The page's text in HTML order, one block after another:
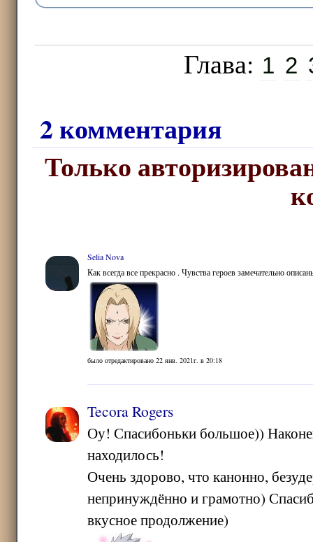
Глава: 1 2
2 комментария
Только
Selia Nova
Как всегда все прекрасно . Чувства героев замечательно
было отредактировано 22 янв. 2021г. в 20:18
Tecora Rogers
Оу! Спасибоньки большое))
находилось!
Очень здорово, что канонно,
непринуждённо и грамотно)
вкусное продолжение)